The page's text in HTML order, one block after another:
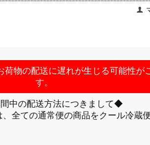
物の配送に遅れが生じる可能性
す。
中の配送方法につきまして◆
全ての通常便の商品をクール冷蔵